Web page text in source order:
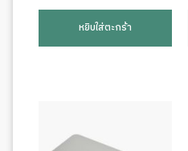
หยิบใส่ตะกร้า